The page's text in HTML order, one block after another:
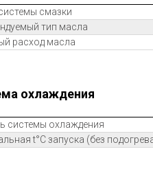
смазки
тип масла
расход масла
охлаждения
системы охлаждения
t°С запуска (без